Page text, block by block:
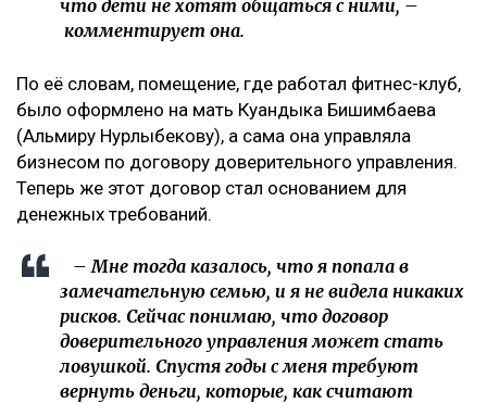
что дети не хотят общаться с ними, –
комментирует она.
По её словам, помещение, где работал фитнес-клуб,
было оформлено на мать Куандыка Бишимбаева
(Альмиру Нурлыбекову), а сама она управляла
бизнесом по договору доверительного управления.
Теперь же этот договор стал основанием для
денежных требований.
– Мне тогда казалось, что я попала в
замечательную семью, и я не видела никаких
рисков. Сейчас понимаю, что договор
доверительного управления может стать
ловушкой. Спустя годы с меня требуют
вернуть деньги, которые, как считают